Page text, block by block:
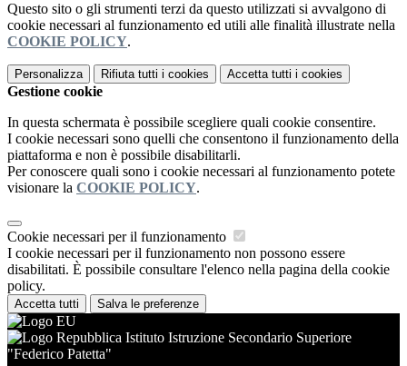
Questo sito o gli strumenti terzi da questo utilizzati si avvalgono di
cookie necessari al funzionamento ed utili alle finalità illustrate nella
COOKIE POLICY.
Personalizza Rifiuta tutti i cookies Accetta tutti i cookies
Gestione cookie
In questa schermata è possibile scegliere quali cookie consentire.
I cookie necessari sono quelli che consentono il funzionamento della
piattaforma e non è possibile disabilitarli.
Per conoscere quali sono i cookie necessari al funzionamento potete
visionare la COOKIE POLICY.
Cookie necessari per il funzionamento
I cookie necessari per il funzionamento non possono essere
disabilitati. È possibile consultare l'elenco nella pagina della cookie
policy.
Accetta tutti Salva le preferenze
Istituto Istruzione Secondario Superiore
"Federico Patetta"